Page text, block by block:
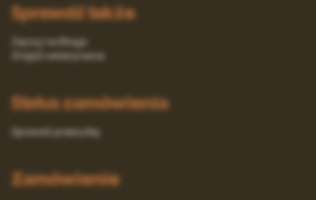
Sprawdź także
Zajrzyj na Bloga
Znajdź weterynarza
Status zamówienia
Sprawdź przesyłkę
Zamówienie